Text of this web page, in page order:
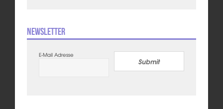
Newsletter
E-Mail Adresse
Submit